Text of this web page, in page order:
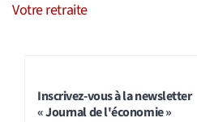
Votre retraite
Inscrivez-vous à la newsletter
« Journal de l'économie »